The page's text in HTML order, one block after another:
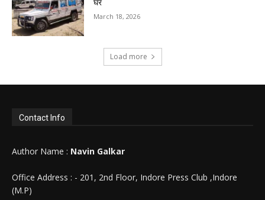
घर
March 18, 2026
Load more
Contact Info
Author Name : Navin Galkar
Office Address : - 201, 2nd Floor, Indore Press Club ,Indore
(M.P)